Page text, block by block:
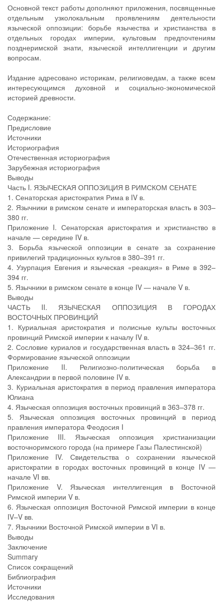
Основной текст работы дополняют приложения, посвященные
отдельным узколокальным проявлениям деятельности
языческой оппозиции: борьбе язычества и христианства в
отдельных городах империи, культовым предпочтениям
позднеримской знати, языческой интеллигенции и другим
вопросам.
Издание адресовано историкам, религиоведам, а также всем
интересующимся духовной и социально-экономической
историей древности.
Содержание:
Предисловие
Источники
Историография
Отечественная историография
Зарубежная историография
Выводы
Часть I. ЯЗЫЧЕСКАЯ ОППОЗИЦИЯ В РИМСКОМ СЕНАТЕ
1. Сенаторская аристократия Рима в IV в.
2. Язычники в римском сенате и императорская власть в 303–
380 гг.
Приложение I. Сенаторская аристократия и христианство в
начале — середине IV в.
3. Борьба языческой оппозиции в сенате за сохранение
привилегий традиционных культов в 380–391 гг.
4. Узурпация Евгения и языческая «реакция» в Риме в 392–
394 гг.
5. Язычники в римском сенате в конце IV — начале V в.
Выводы
ЧАСТЬ II. ЯЗЫЧЕСКАЯ ОППОЗИЦИЯ В ГОРОДАХ
ВОСТОЧНЫХ ПРОВИНЦИЙ
1. Куриальная аристократия и полисные культы восточных
провинций Римской империи к началу IV в.
2. Сословие куриалов и государственная власть в 324–361 гг.
Формирование языческой оппозиции
Приложение II. Религиозно-политическая борьба в
Александрии в первой половине IV в.
3. Куриальная аристократия в период правления императора
Юлиана
4. Языческая оппозиция восточных провинций в 363–378 гг.
5. Языческая оппозиция восточных провинций в период
правления императора Феодосия I
Приложение III. Языческая оппозиция христианизации
восточноримского города (на примере Газы Палестинской)
Приложение IV. Свидетельства о сохранении языческой
аристократии в городах восточных провинций в конце IV —
начале VI вв.
Приложение V. Языческая интеллигенция в Восточной
Римской империи V в.
6. Языческая оппозиция Восточной Римской империи в конце
IV–V вв.
7. Язычники Восточной Римской империи в VI в.
Выводы
Заключение
Summary
Список сокращений
Библиография
Источники
Исследования